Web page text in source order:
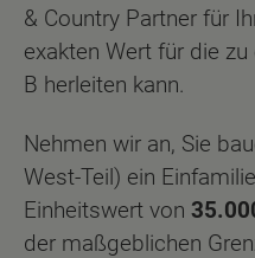
& Country Partner für
exakten Wert für die
B herleiten kann.
Nehmen wir an, Sie
West-Teil) ein
Einheitswert von
der maßgeblichen